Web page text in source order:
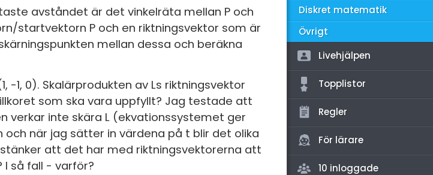
avståndet är det vinkelräta mellan P och
startvektorn P och en riktningsvektor som är
mellan dessa och beräkna
-1, 0). Skalärprodukten av Ls riktningsvektor
som ska vara uppfyllt? Jag testade att
verkar inte skära L (ekvationssystemet ger
när jag sätter in värdena på t blir det olika
att det har med riktningsvektorerna att
I så fall - varför?
Matte 3
Matte 4
Matte 5
Universitet
Diskret matematik
Övrigt
Livehjälpen
Topplistor
Regler
För lärare
10 inloggade
Högskoleprovet
MaFy (mattedelen)
Allmänna diskussioner
Fler språk
Samhällsorientering
Ekonomi
Fler ämnen
Övriga diskussioner